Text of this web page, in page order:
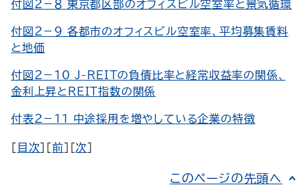
付図２－８ 東京都区部のオフィスビル空室率と景気循環
付図２－９ 各都市のオフィスビル空室率、平均募集賃料
と地価
付図２－10 J-REITの負債比率と経常収益率の関係、
金利上昇とREIT指数の関係
付表２－11 中途採用を増やしている企業の特徴
目次 ］［前 ］［次
このページの先頭へ